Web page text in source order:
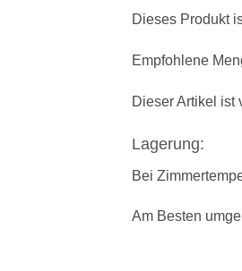
Dieses Produkt
Empfohlene
Dieser Artikel ist
Lagerung:
Bei
Am Besten